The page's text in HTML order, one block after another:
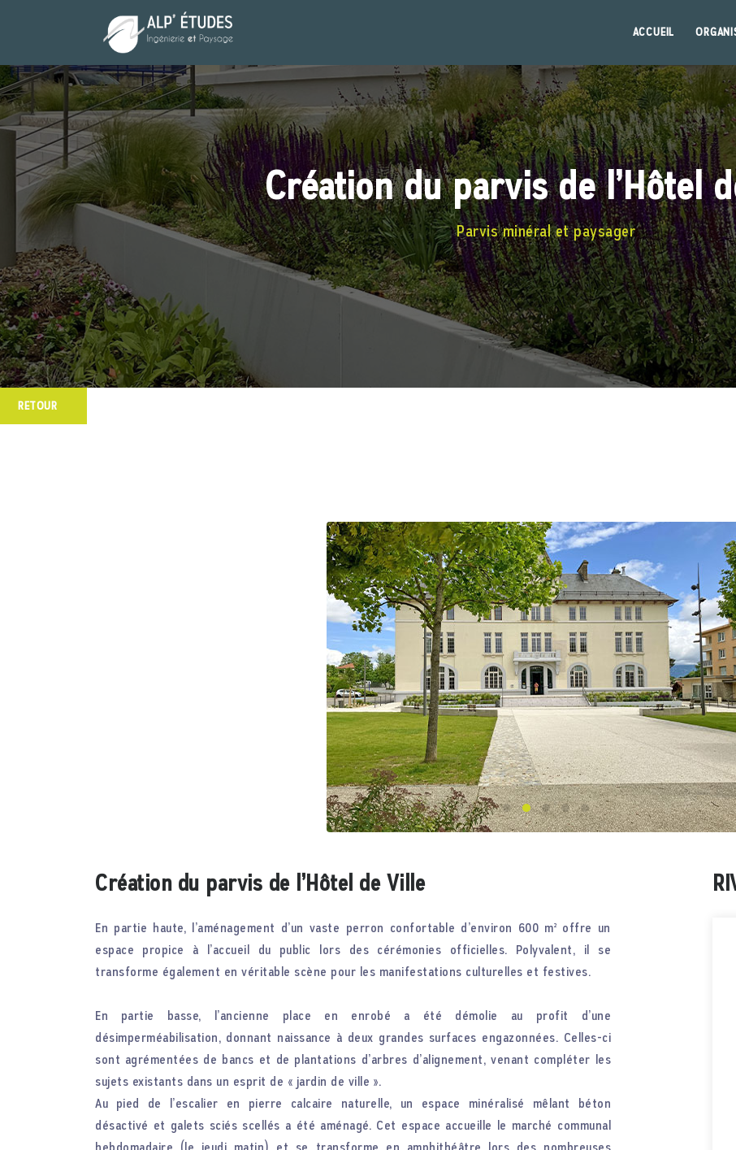
ACCUEIL
Création du parvis de l’Hôtel
Parvis minéral et paysager
RETOUR
Création du parvis de l’Hôtel de Ville
En partie haute, l’aménagement d’un vaste perron confortable d’environ 600 m² offre un
espace propice à l’accueil du public lors des cérémonies officielles. Polyvalent, il se
transforme également en véritable scène pour les manifestations culturelles et festives.
En partie basse, l’ancienne place en enrobé a été démolie au profit d’une
désimperméabilisation, donnant naissance à deux grandes surfaces engazonnées. Celles-ci
sont agrémentées de bancs et de plantations d’arbres d’alignement, venant compléter les
sujets existants dans un esprit de « jardin de ville ».
Au pied de l’escalier en pierre calcaire naturelle, un espace minéralisé mêlant béton
désactivé et galets sciés scellés a été aménagé. Cet espace accueille le marché communal
Panneau de gestion des cookies